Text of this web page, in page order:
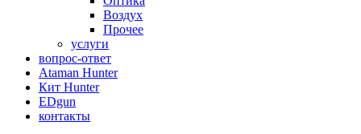
Воздух
Прочее
услуги
вопрос-ответ
Ataman Hunter
Кит Hunter
EDgun
контакты